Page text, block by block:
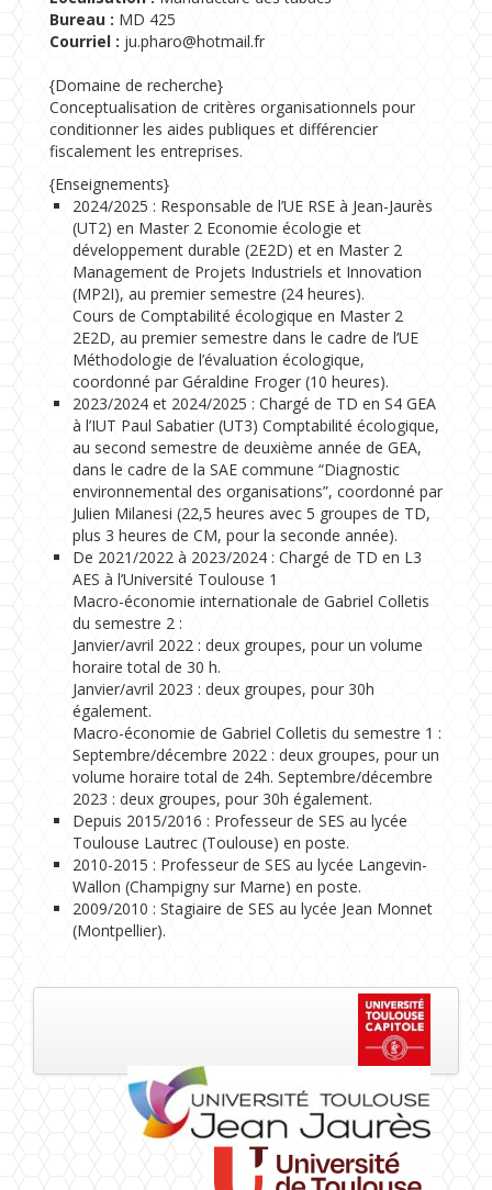
Bureau : MD 425
Courriel : ju.pharo@hotmail.fr
{Domaine de recherche}
Conceptualisation de critères organisationnels pour
conditionner les aides publiques et différencier
fiscalement les entreprises.
{Enseignements}
2024/2025 : Responsable de l’UE RSE à Jean-Jaurès
(UT2) en Master 2 Economie écologie et
développement durable (2E2D) et en Master 2
Management de Projets Industriels et Innovation
(MP2I), au premier semestre (24 heures).
Cours de Comptabilité écologique en Master 2
2E2D, au premier semestre dans le cadre de l’UE
Méthodologie de l’évaluation écologique,
coordonné par Géraldine Froger (10 heures).
2023/2024 et 2024/2025 : Chargé de TD en S4 GEA
à l’IUT Paul Sabatier (UT3) Comptabilité écologique,
au second semestre de deuxième année de GEA,
dans le cadre de la SAE commune “Diagnostic
environnemental des organisations”, coordonné par
Julien Milanesi (22,5 heures avec 5 groupes de TD,
plus 3 heures de CM, pour la seconde année).
De 2021/2022 à 2023/2024 : Chargé de TD en L3
AES à l’Université Toulouse 1
Macro-économie internationale de Gabriel Colletis
du semestre 2 :
Janvier/avril 2022 : deux groupes, pour un volume
horaire total de 30 h.
Janvier/avril 2023 : deux groupes, pour 30h
également.
Macro-économie de Gabriel Colletis du semestre 1 :
Septembre/décembre 2022 : deux groupes, pour un
volume horaire total de 24h. Septembre/décembre
2023 : deux groupes, pour 30h également.
Depuis 2015/2016 : Professeur de SES au lycée
Toulouse Lautrec (Toulouse) en poste.
2010-2015 : Professeur de SES au lycée Langevin-
Wallon (Champigny sur Marne) en poste.
2009/2010 : Stagiaire de SES au lycée Jean Monnet
(Montpellier).